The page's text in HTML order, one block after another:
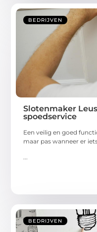
BEDRIJVEN
Slotenmaker
spoedservice
Een veilig en goed
maar pas wanneer er
...
BEDRIJVEN